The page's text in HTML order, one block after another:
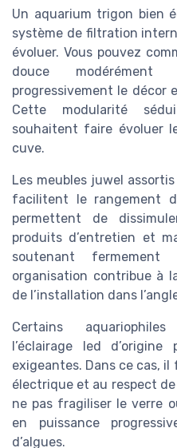
Un aquarium trigon bien
système de filtration
évoluer. Vous pouvez
douce
progressivement le décor
Cette modularité
souhaitent faire évoluer
cuve.
Les meubles juwel
facilitent le rangement
permettent de
produits d’entretien et
soutenant fermement
organisation contribue à
de l’installation dans
Certains
l’éclairage led
exigeantes. Dans ce cas,
électrique et au respect
ne pas fragiliser le verre
en puissance
d’algues.